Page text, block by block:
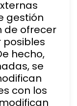
gestión
de ofrecer
hecho,
se
con los